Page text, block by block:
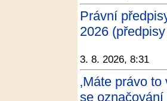
Právní
2026
3. 8. 2026, 8:31
‚Máte právo
se